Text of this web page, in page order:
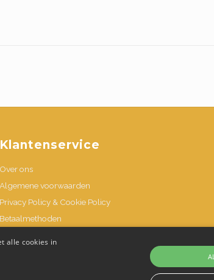
Klantenservice
Over ons
Algemene voorwaarden
Privacy Policy & Cookie Policy
Betaalmethoden
alle cookies in